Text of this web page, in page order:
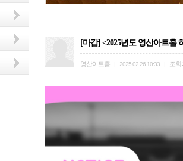
[마감] <2025년도 영산아트홀
영산아트홀 2025.02.26 10:33 조회